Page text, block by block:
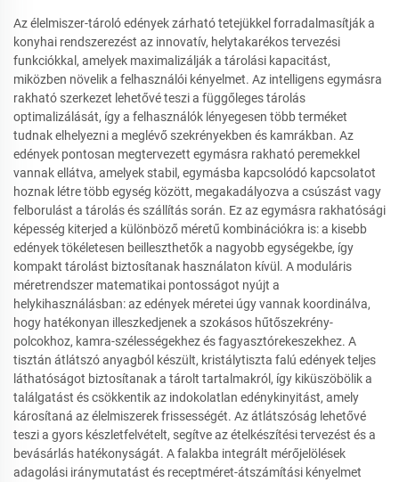
Az élelmiszer-tároló edények zárható tetejükkel forradalmasítják a
konyhai rendszerezést az innovatív, helytakarékos tervezési
funkciókkal, amelyek maximalizálják a tárolási kapacitást,
miközben növelik a felhasználói kényelmet. Az intelligens egymásra
rakható szerkezet lehetővé teszi a függőleges tárolás
optimalizálását, így a felhasználók lényegesen több terméket
tudnak elhelyezni a meglévő szekrényekben és kamrákban. Az
edények pontosan megtervezett egymásra rakható peremekkel
vannak ellátva, amelyek stabil, egymásba kapcsolódó kapcsolatot
hoznak létre több egység között, megakadályozva a csúszást vagy
felborulást a tárolás és szállítás során. Ez az egymásra rakhatósági
képesség kiterjed a különböző méretű kombinációkra is: a kisebb
edények tökéletesen beilleszthetők a nagyobb egységekbe, így
kompakt tárolást biztosítanak használaton kívül. A moduláris
méretrendszer matematikai pontosságot nyújt a
helykihasználásban: az edények méretei úgy vannak koordinálva,
hogy hatékonyan illeszkedjenek a szokásos hűtőszekrény-
polcokhoz, kamra-szélességekhez és fagyasztórekeszekhez. A
tisztán átlátszó anyagból készült, kristálytiszta falú edények teljes
láthatóságot biztosítanak a tárolt tartalmakról, így kiküszöbölik a
találgatást és csökkentik az indokolatlan edénykinyitást, amely
károsítaná az élelmiszerek frissességét. Az átlátszóság lehetővé
teszi a gyors készletfelvételt, segítve az ételkészítési tervezést és a
bevásárlás hatékonyságát. A falakba integrált mérőjelölések
adagolási iránymutatást és receptméret-átszámítási kényelmet